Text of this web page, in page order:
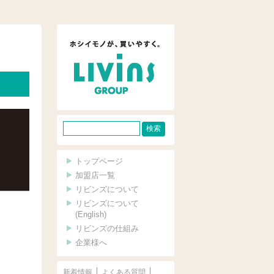
イ
ト
内
検
索
トップページ
加盟店一覧
リビンズについて
リビンズについて
(English)
リビンズの仕組み
企業様へ
新着情報 よくある質問